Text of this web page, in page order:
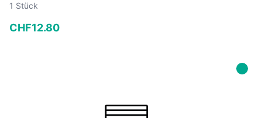
1 Stück
CHF12.80